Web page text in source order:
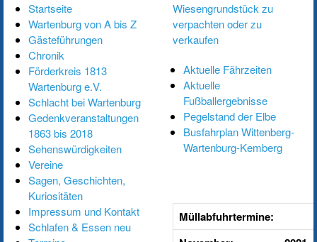
Startseite
Wartenburg von A bis Z
Gästeführungen
Chronik
Förderkreis 1813
Wartenburg e.V.
Schlacht bei Wartenburg
Gedenkveranstaltungen
1863 bis 2018
Sehenswürdigkeiten
Vereine
Sagen, Geschichten,
Kuriositäten
Impressum und Kontakt
Schlafen & Essen neu
Wiesengrundstück zu
verpachten oder zu
verkaufen
Aktuelle Fährzeiten
Aktuelle
Fußballergebnisse
Pegelstand der Elbe
Busfahrplan Wittenberg-
Wartenburg-Kemberg
Müllabfuhrtermine: